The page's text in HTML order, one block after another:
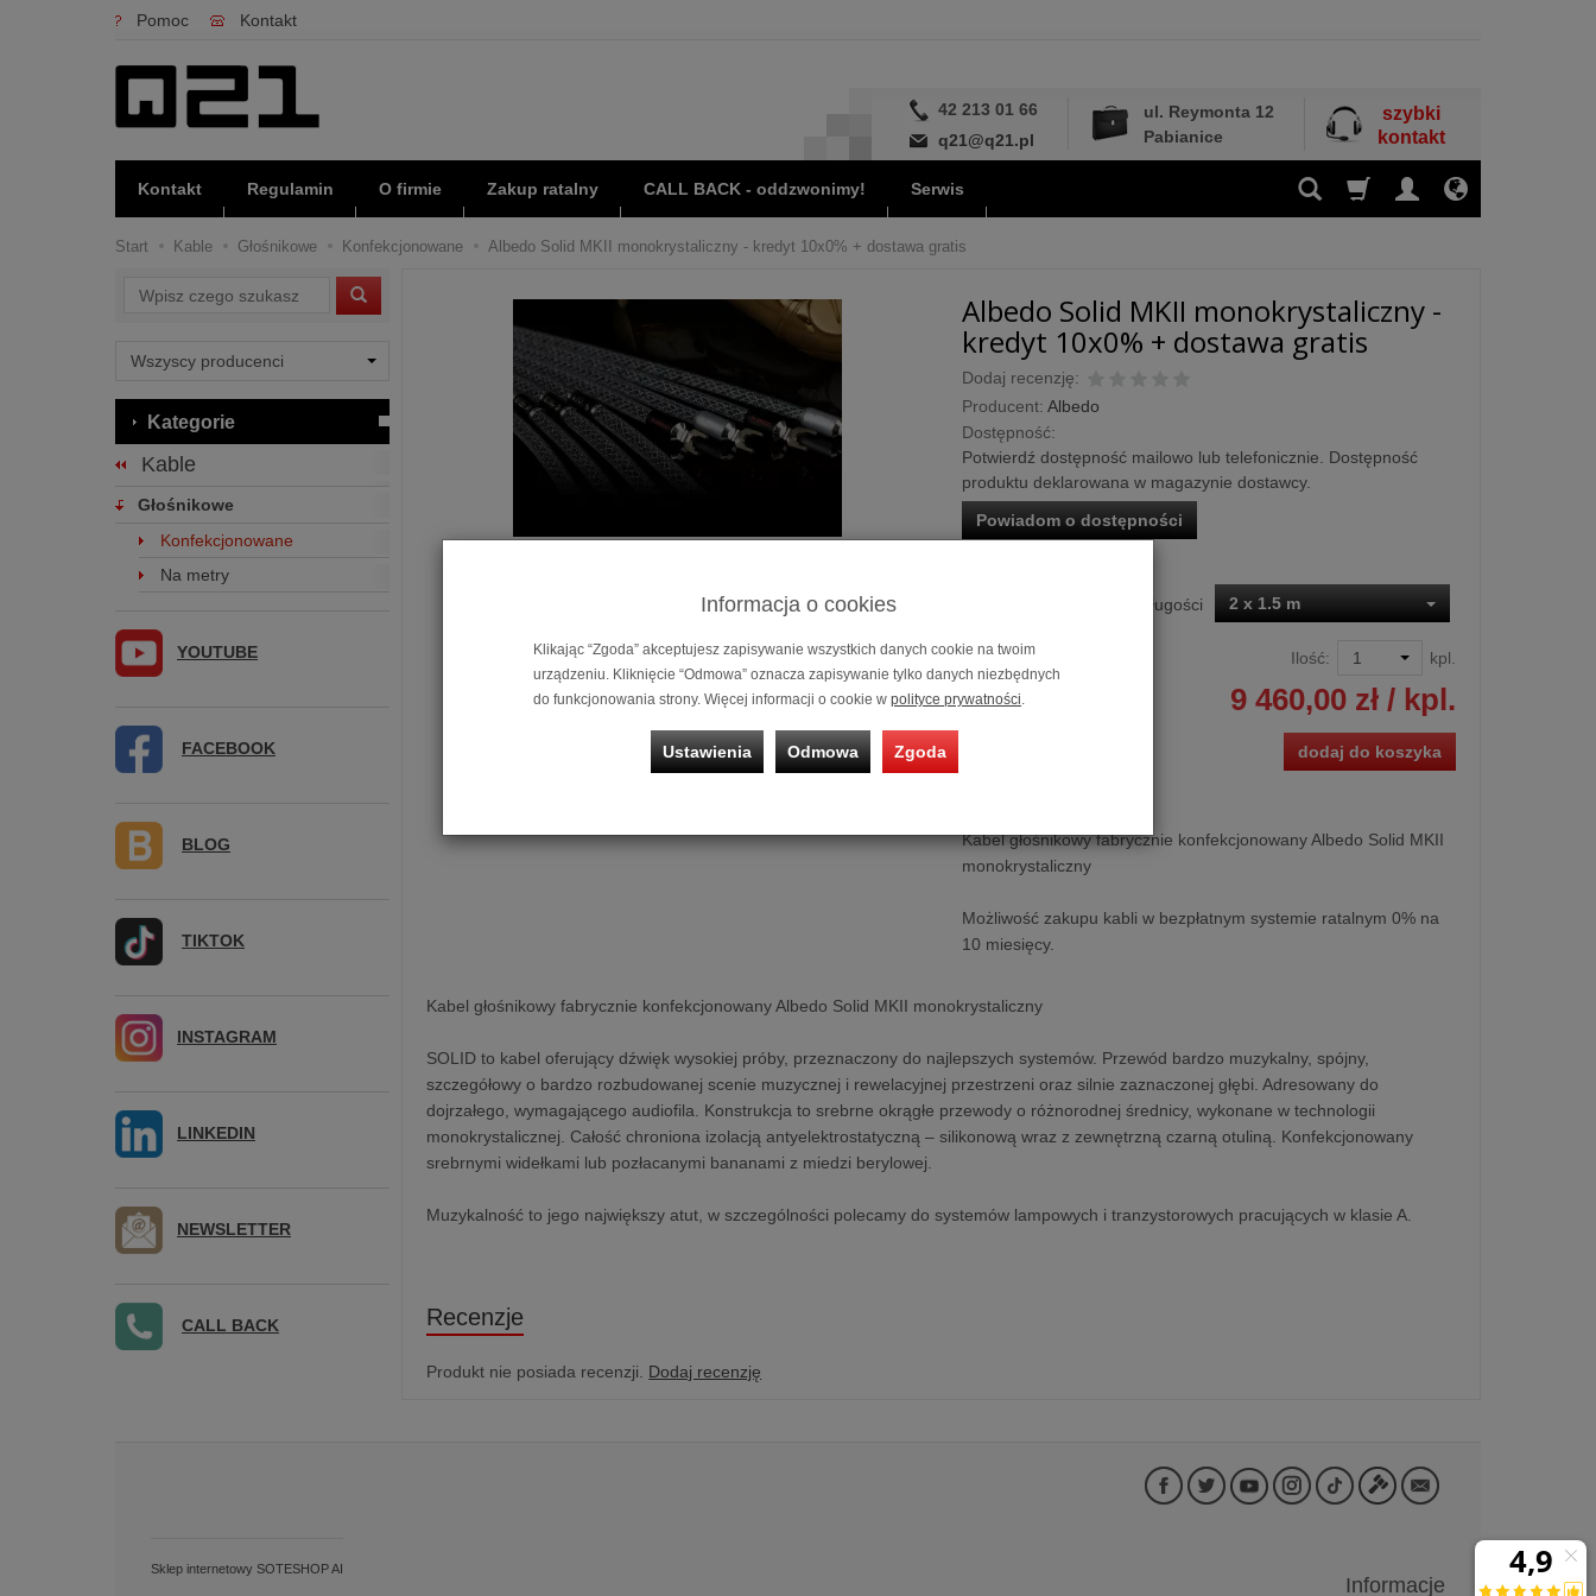
Pomoc Kontakt
42 213 01 66
q21@q21.pl
ul. Reymonta 12
Pabianice
szybki
kontakt
Kontakt Regulamin O firmie Zakup ratalny CALL BACK - oddzwonimy! Serwis
Start Kable Głośnikowe Konfekcjonowane Albedo Solid MKII monokrystaliczny - kredyt 10x0% + dostawa gratis
Albedo Solid MKII monokrystaliczny -
kredyt 10x0% + dostawa gratis
Dodaj recenzję:
Producent: Albedo
Dostępność:
Potwierdź dostępność mailowo lub telefonicznie. Dostępność
produktu deklarowana w magazynie dostawcy.
Powiadom o dostępności
Dostępne długości 2 x 1.5 m
Ilość: kpl.
9 460,00 zł/ kpl.
dodaj do koszyka
Kabel głośnikowy fabrycznie konfekcjonowany Albedo Solid MKII
monokrystaliczny
Możliwość zakupu kabli w bezpłatnym systemie ratalnym 0% na
10 miesięcy.
Kabel głośnikowy fabrycznie konfekcjonowany Albedo Solid MKII monokrystaliczny
SOLID to kabel oferujący dźwięk wysokiej próby, przeznaczony do najlepszych systemów. Przewód bardzo muzykalny, spójny,
szczegółowy o bardzo rozbudowanej scenie muzycznej i rewelacyjnej przestrzeni oraz silnie zaznaczonej głębi. Adresowany do
dojrzałego, wymagającego audiofila. Konstrukcja to srebrne okrągłe przewody o różnorodnej średnicy, wykonane w technologii
monokrystalicznej. Całość chroniona izolacją antyelektrostatyczną – silikonową wraz z zewnętrzną czarną otuliną. Konfekcjonowany
srebrnymi widełkami lub pozłacanymi bananami z miedzi berylowej.
Muzykalność to jego największy atut, w szczególności polecamy do systemów lampowych i tranzystorowych pracujących w klasie A.
Recenzje
Produkt nie posiada recenzji. Dodaj recenzję
Wyszukaj
Kategorie
Kable
Głośnikowe
Konfekcjonowane
Na metry
YOUTUBE
FACEBOOK
BLOG
TIKTOK
INSTAGRAM
LINKEDIN
NEWSLETTER
CALL BACK
Informacje
Sklep internetowy SOTESHOP AI
Informacja o cookies
Klikając “Zgoda” akceptujesz zapisywanie wszystkich danych cookie na twoim
urządzeniu. Kliknięcie “Odmowa” oznacza zapisywanie tylko danych niezbędnych
do funkcjonowania strony. Więcej informacji o cookie w polityce prywatności.
Ustawienia Odmowa Zgoda